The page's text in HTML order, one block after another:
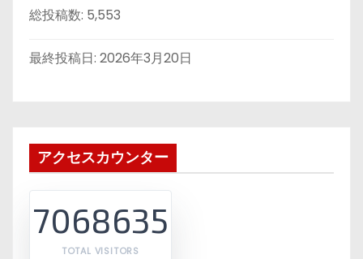
総投稿数: 5,553
最終投稿日: 2026年3月20日
アクセスカウンター
7068635
TOTAL VISITORS